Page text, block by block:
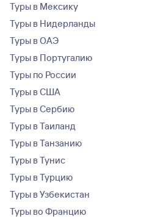
Туры в Мексику
Туры в Нидерланды
Туры в ОАЭ
Туры в Португалию
Туры по России
Туры в США
Туры в Сербию
Туры в Таиланд
Туры в Танзанию
Туры в Тунис
Туры в Турцию
Туры в Узбекистан
Туры во Францию